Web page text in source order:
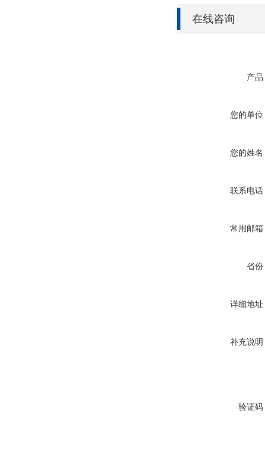
在线咨询
产品
您的单位
您的姓名
联系电话
常用邮箱
省份
详细地址
补充说明
验证码